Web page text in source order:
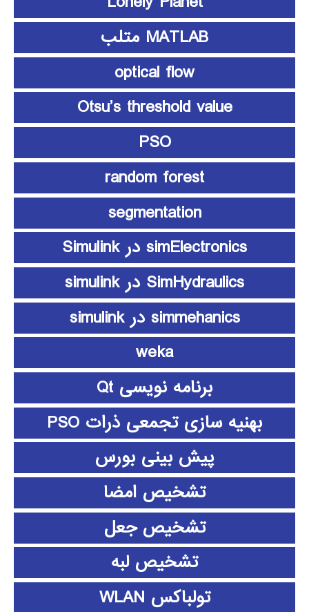
MATLAB متلب
optical flow
Otsu’s threshold value
PSO
random forest
segmentation
simElectronics در Simulink
SimHydraulics در simulink
simmehanics در simulink
weka
برنامه نویسی Qt
بهنیه سازی تجمعی ذرات PSO
پیش بینی بورس
تشخیص امضا
تشخیص جعل
تشخیص لبه
تولباکس WLAN